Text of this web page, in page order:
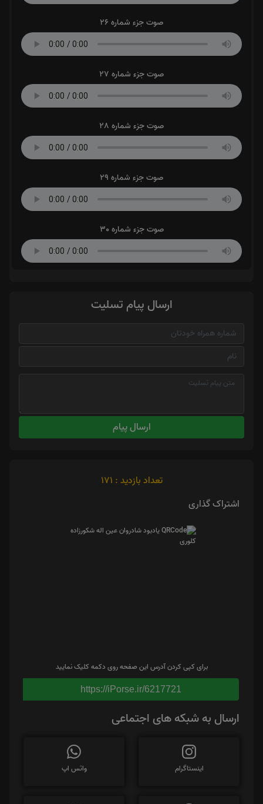
صوت جزء شماره 26
صوت جزء شماره 27
صوت جزء شماره 28
صوت جزء شماره 29
صوت جزء شماره 30
ارسال پیام تسلیت
ارسال پیام
تعداد بازدید : 171
اشتراک گذاری
برای کپی کردن آدرس این صفحه روی دکمه کلیک نمایید
https://iPorse.ir/6217721
ارسال به شبکه های اجتماعی
اینستاگرام واتس اپ